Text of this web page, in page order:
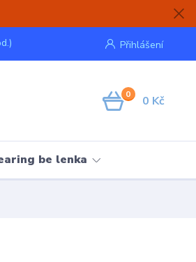
Přihlášení
0 0 Kč
be lenka